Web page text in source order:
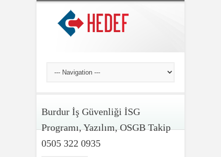
Burdur İş Güvenliği İSG
Programı, Yazılım, OSGB Takip
0505 322 0935